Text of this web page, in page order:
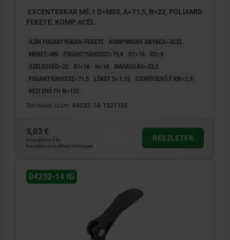
EXCENTERKAR MÉ.1 D=M05, A=71,5, B=22, POLIAMID
FEKETE, KOMP:ACÉL
SZÍN FOGANTYÚKAR=FEKETE
KOMPONENS ANYAGA=ACÉL
MENET=M5
FOGANTYÚHOSSZ=79,6 D1=16
D2=9
SZÉLESSÉG=22
B1=16 H=14
MAGASSÁG=23,2
FOGANTYÚHOSSZ=71,5
LÖKET S=1,15
SZORÍTÓERŐ F KN=2,5
KÉZI ERŐ FH N=125
Rendelési szám: 04232-14-1521105
5,03 €
hozzáértve Áfa
hozzáértve szállítási költségek
RÉSZLETEK
04232-14 IG